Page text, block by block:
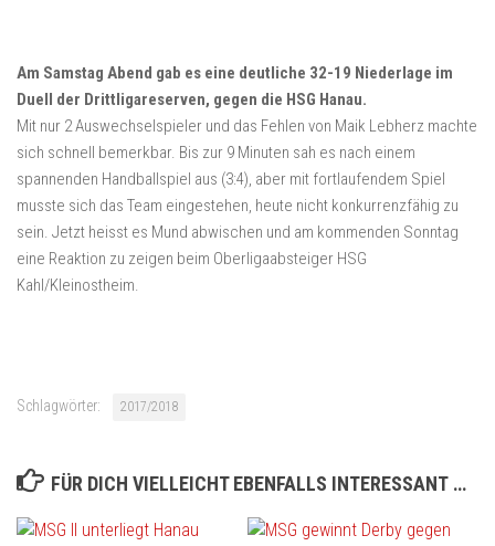
Am Samstag Abend gab es eine deutliche 32-19 Niederlage im
Duell der Drittligareserven, gegen die HSG Hanau.
Mit nur 2 Auswechselspieler und das Fehlen von Maik Lebherz machte
sich schnell bemerkbar. Bis zur 9 Minuten sah es nach einem
spannenden Handballspiel aus (3:4), aber mit fortlaufendem Spiel
musste sich das Team eingestehen, heute nicht konkurrenzfähig zu
sein. Jetzt heisst es Mund abwischen und am kommenden Sonntag
eine Reaktion zu zeigen beim Oberligaabsteiger HSG
Kahl/Kleinostheim.
Schlagwörter: 2017/2018
FÜR DICH VIELLEICHT EBENFALLS INTERESSANT …